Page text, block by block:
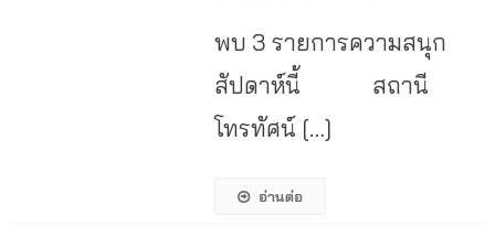
พบ 3 รายการความสนุก
สัปดาห์นี้ สถานี
โทรทัศน์ […]
อ่านต่อ